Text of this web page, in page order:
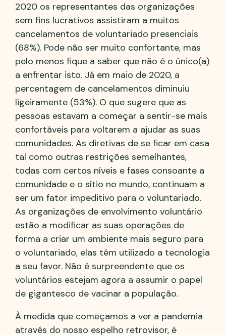
2020 os representantes das organizações
sem fins lucrativos assistiram a muitos
cancelamentos de voluntariado presenciais
(68%). Pode não ser muito confortante, mas
pelo menos fique a saber que não é o único(a)
a enfrentar isto. Já em maio de 2020, a
percentagem de cancelamentos diminuiu
ligeiramente (53%). O que sugere que as
pessoas estavam a começar a sentir-se mais
confortáveis para voltarem a ajudar as suas
comunidades. As diretivas de se ficar em casa
tal como outras restrições semelhantes,
todas com certos níveis e fases consoante a
comunidade e o sítio no mundo, continuam a
ser um fator impeditivo para o voluntariado.
As organizações de envolvimento voluntário
estão a modificar as suas operações de
forma a criar um ambiente mais seguro para
o voluntariado, elas têm utilizado a tecnologia
a seu favor. Não é surpreendente que os
voluntários estejam agora a assumir o papel
de gigantesco de vacinar a população.
À medida que começamos a ver a pandemia
através do nosso espelho retrovisor, é